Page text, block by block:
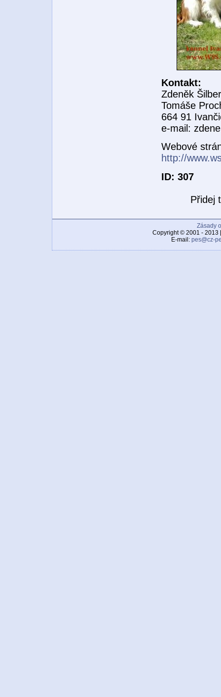
Kontakt:
Zdeněk
Tomáše
664 91
e-mail:
Webové
http://
ID: 307
Přidej
Zásady
Copyright © 2001 - 2013
E-mail: pes@cz-